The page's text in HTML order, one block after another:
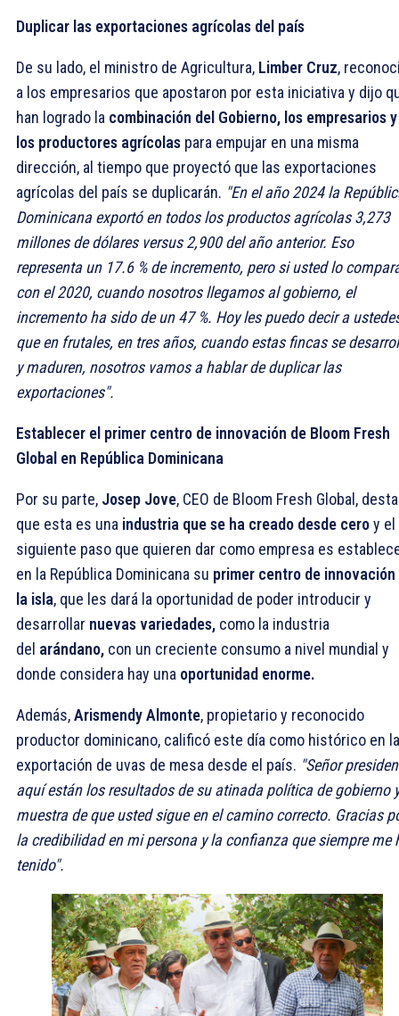
Duplicar las exportaciones agrícolas del país
De su lado, el ministro de Agricultura, Limber Cruz,
a los empresarios que apostaron por esta iniciativa y dijo
han logrado la combinación del Gobierno, los empresarios y
los productores agrícolas para empujar en una misma
dirección, al tiempo que proyectó que las exportaciones
agrícolas del país se duplicarán. "En el año 2024 la
Dominicana exportó en todos los productos agrícolas 3,273
millones de dólares versus 2,900 del año anterior. Eso
representa un 17.6 % de incremento, pero si usted lo
con el 2020, cuando nosotros llegamos al gobierno, el
incremento ha sido de un 47 %. Hoy les puedo decir a
que en frutales, en tres años, cuando estas fincas se
y maduren, nosotros vamos a hablar de duplicar las
exportaciones".
Establecer el primer centro de innovación de Bloom Fresh
Global en República Dominicana
Por su parte, Josep Jove, CEO de Bloom Fresh Global,
que esta es una industria que se ha creado desde ceroy el
siguiente paso que quieren dar como empresa es
en la República Dominicana su primer centro de innovación
la isla, que les dará la oportunidad de poder introducir y
desarrollar nuevas variedades, como la industria
del arándano, con un creciente consumo a nivel mundial y
donde considera hay una oportunidad enorme.
Además,Arismendy Almonte, propietario y reconocido
productor dominicano, calificó este día como histórico en la
exportación de uvas de mesa desde el país. "Señor
aquí están los resultados de su atinada política de gobierno
muestra de que usted sigue en el camino correcto. Gracias
la credibilidad en mi persona y la confianza que siempre me
tenido".